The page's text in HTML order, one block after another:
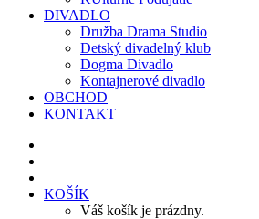
DIVADLO
Družba Drama Studio
Detský divadelný klub
Dogma Divadlo
Kontajnerové divadlo
OBCHOD
KONTAKT
KOŠÍK
Váš košík je prázdny.